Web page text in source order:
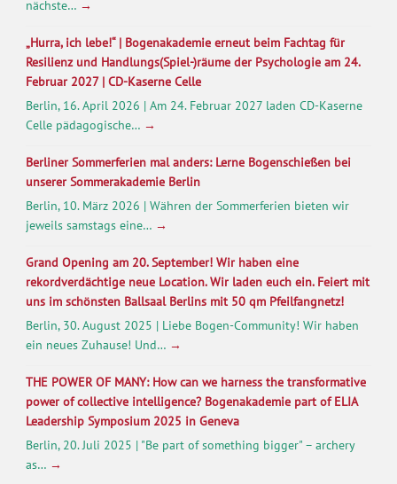
nächste… →
„Hurra, ich lebe!“ | Bogenakademie erneut beim Fachtag für
Resilienz und Handlungs(Spiel-)räume der Psychologie am 24.
Februar 2027 | CD-Kaserne Celle
Berlin, 16. April 2026 | Am 24. Februar 2027 laden CD-Kaserne
Celle pädagogische… →
Berliner Sommerferien mal anders: Lerne Bogenschießen bei
unserer Sommerakademie Berlin
Berlin, 10. März 2026 | Währen der Sommerferien bieten wir
jeweils samstags eine… →
Grand Opening am 20. September! Wir haben eine
rekordverdächtige neue Location. Wir laden euch ein. Feiert mit
uns im schönsten Ballsaal Berlins mit 50 qm Pfeilfangnetz!
Berlin, 30. August 2025 | Liebe Bogen-Community! Wir haben
ein neues Zuhause! Und… →
THE POWER OF MANY: How can we harness the transformative
power of collective intelligence? Bogenakademie part of ELIA
Leadership Symposium 2025 in Geneva
Berlin, 20. Juli 2025 | "Be part of something bigger" – archery
as… →